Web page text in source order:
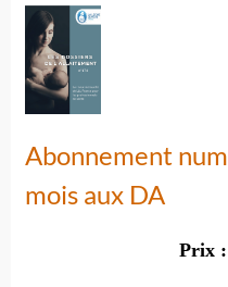
Abonnement
mois aux DA
Prix :